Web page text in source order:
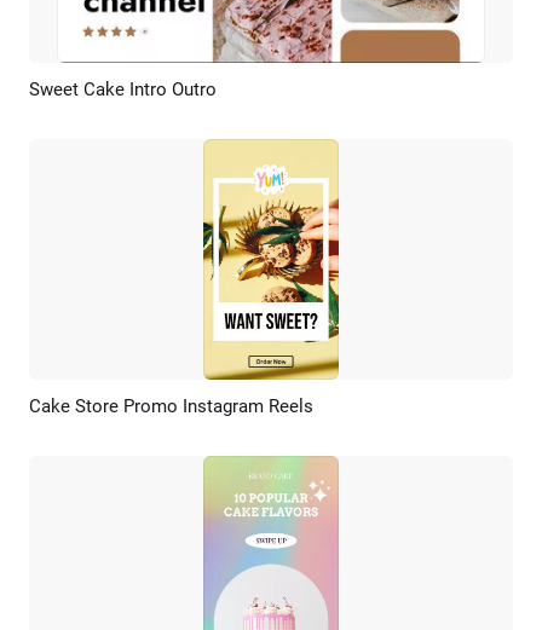
Aperçu
Sweet Cake Intro Outro
Aperçu Créer IA
Cake Store Promo Instagram Reels